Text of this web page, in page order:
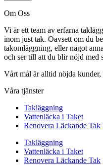
Om Oss
Vi är ett team av erfarna
inom just tak. Oavsett om du
takomläggning, eller något
och ser till att du blir nöjd med
Vårt mål är alltid nöjda kunder,
Våra tjänster
Takläggning
Vattenläcka i Taket
Renovera Läckande Tak
Takläggning
Vattenläcka i Taket
Renovera Läckande Tak